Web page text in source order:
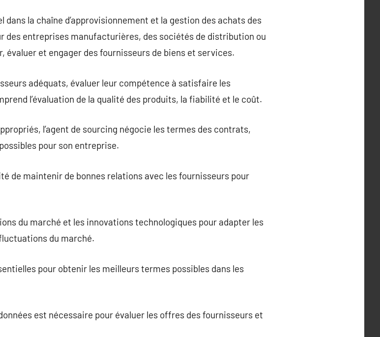
la chaîne d’approvisionnement et la gestion des achats des
des entreprises manufacturières, des sociétés de distribution ou
et engager des fournisseurs de biens et services.
adéquats, évaluer leur compétence à satisfaire les
l’évaluation de la qualité des produits, la fiabilité et le coût.
l’agent de sourcing négocie les termes des contrats,
pour son entreprise.
de maintenir de bonnes relations avec les fournisseurs pour
du marché et les innovations technologiques pour adapter les
du marché.
pour obtenir les meilleurs termes possibles dans les
est nécessaire pour évaluer les offres des fournisseurs et